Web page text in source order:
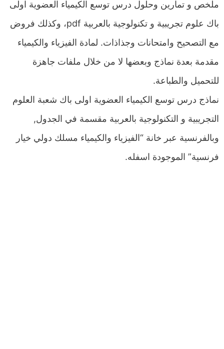
ملخص و تمارين وحلول درس توسع الكيمياء العضوية اولى
باك علوم تجريبية و تكنولوجية بالعربية pdf، وكذلك فروض
مع التصحيح وامتحانات وجذاذات. لمادة الفيزياء والكيمياء
مقدمة بعدة نماذج وبعضها لا من خلال ملفات جاهزة
للتحميل والطباعة.
نماذج درس توسع الكيمياء العضوية اولى باك شعبة العلوم
التجريبية و التكنولوجية بالعربية مقسمة في الجدول,
وبالفرنسية عبر خانة “الفيزياء والكيمياء مسلك دولي خيار
فرنسية” الموجودة اسفله.